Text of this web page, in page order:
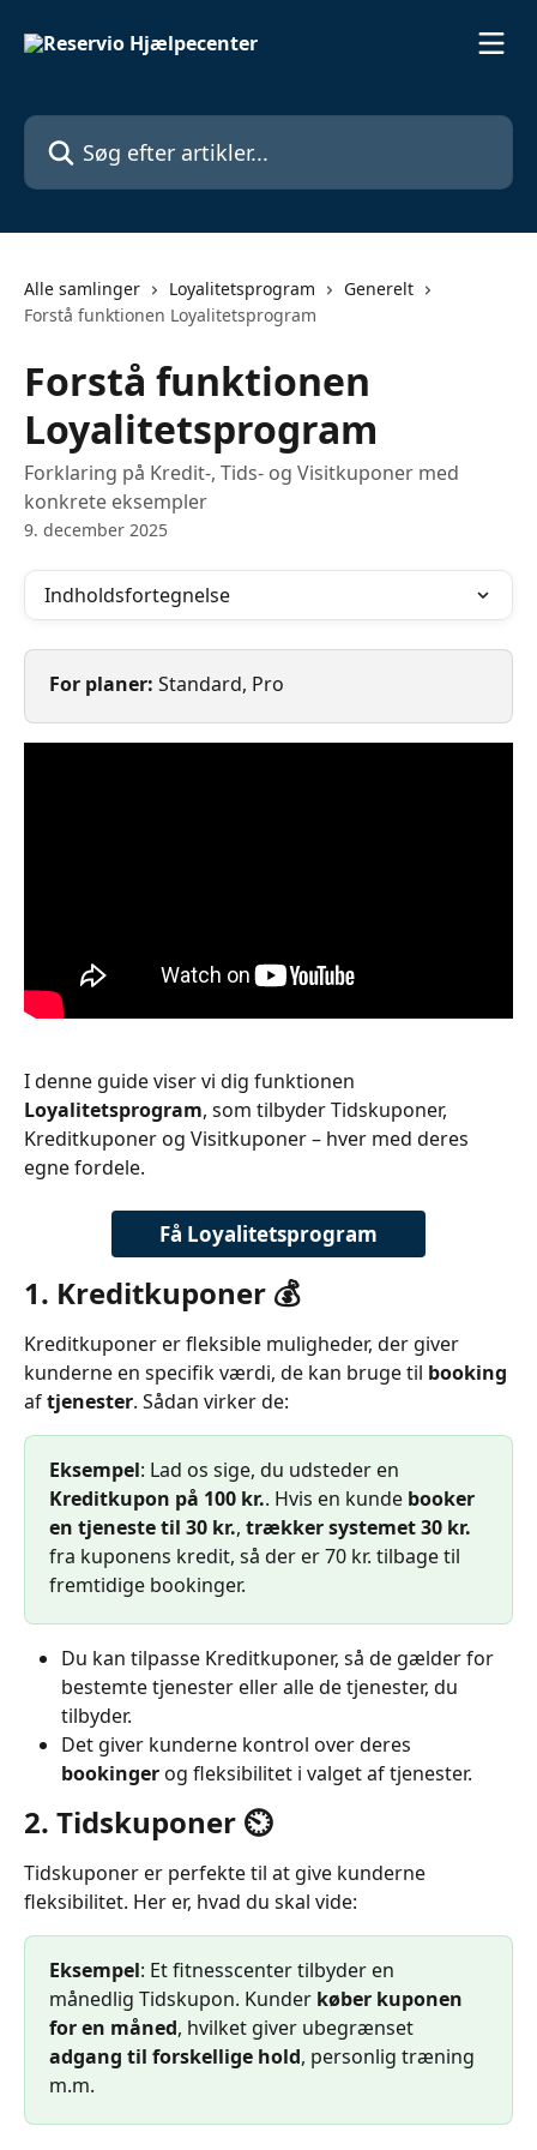
Søg efter artikler...
Alle samlinger Loyalitetsprogram
Generelt
Forstå funktionen Loyalitetsprogram
Forstå funktionen
Loyalitetsprogram
Forklaring på Kredit-, Tids- og Visitkuponer med
konkrete eksempler
9. december 2025
Indholdsfortegnelse
For planer: Standard, Pro
I denne guide viser vi dig funktionen
Loyalitetsprogram, som tilbyder Tidskuponer,
Kreditkuponer og Visitkuponer – hver med deres
egne fordele.
Få Loyalitetsprogram
1. Kreditkuponer 💰
Kreditkuponer er fleksible muligheder, der giver
kunderne en specifik værdi, de kan bruge til booking
af tjenester. Sådan virker de:
Eksempel: Lad os sige, du udsteder en
Kreditkupon på 100 kr.. Hvis en kunde booker
en tjeneste til 30 kr., trækker systemet 30 kr.
fra kuponens kredit, så der er 70 kr. tilbage til
fremtidige bookinger.
Du kan tilpasse Kreditkuponer, så de gælder for
bestemte tjenester eller alle de tjenester, du
tilbyder.
Det giver kunderne kontrol over deres
bookinger og fleksibilitet i valget af tjenester.
2. Tidskuponer ⏲️
Tidskuponer er perfekte til at give kunderne
fleksibilitet. Her er, hvad du skal vide:
Eksempel: Et fitnesscenter tilbyder en
månedlig Tidskupon. Kunder køber kuponen
for en måned, hvilket giver ubegrænset
adgang til forskellige hold, personlig træning
m.m.